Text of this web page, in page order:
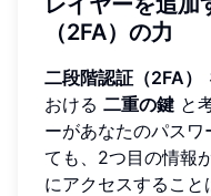
（2FA）の力
二段階認証（2FA）
おける 二重の鍵 と
ーがあなたのパス
ても、2つ目の情報
にアクセスするこ